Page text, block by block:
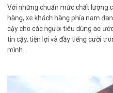
Với những chuẩn mức chất lượng
hàng, xe khách hàng phía nam
cậy cho các người tiêu dùng ao
tin cậy, tiện lợi và đầy tiếng cười
mình.